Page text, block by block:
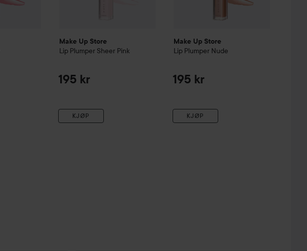
Make Up Store
Lip Plumper Sheer Pink
195 kr
KJØP
Make Up Store
Lip Plumper Nude
195 kr
KJØP